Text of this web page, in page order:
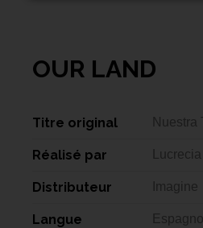
OUR LAND
Titre original Nuestra
Réalisé par
Distributeur Imagine
Langue